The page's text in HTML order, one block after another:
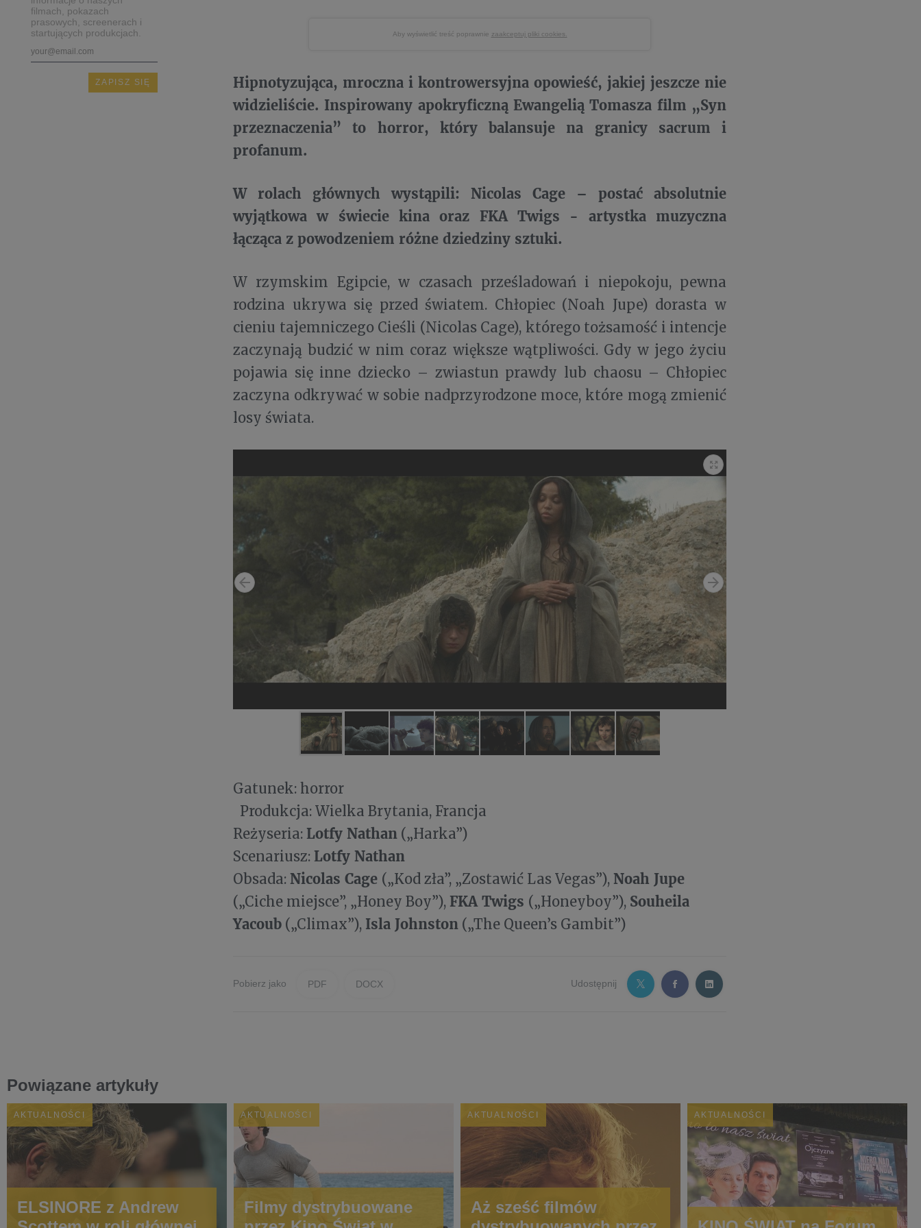
filmach, pokazach
prasowych, screenerach i
startujących produkcjach.
Aby wyświetlić treść poprawnie zaakceptuj pliki cookies.
Hipnotyzująca, mroczna i kontrowersyjna opowieść, jakiej jeszcze nie
widzieliście. Inspirowany apokryficzną Ewangelią Tomasza film „Syn
przeznaczenia” to horror, który balansuje na granicy sacrum i
profanum.
W rolach głównych wystąpili: Nicolas Cage – postać absolutnie
wyjątkowa w świecie kina oraz FKA Twigs - artystka muzyczna
łącząca z powodzeniem różne dziedziny sztuki.
W rzymskim Egipcie, w czasach prześladowań i niepokoju, pewna
rodzina ukrywa się przed światem. Chłopiec (Noah Jupe) dorasta w
cieniu tajemniczego Cieśli (Nicolas Cage), którego tożsamość i intencje
zaczynają budzić w nim coraz większe wątpliwości. Gdy w jego życiu
pojawia się inne dziecko – zwiastun prawdy lub chaosu – Chłopiec
zaczyna odkrywać w sobie nadprzyrodzone moce, które mogą zmienić
losy świata.
Gatunek: horror
Produkcja: Wielka Brytania, Francja
Reżyseria: Lotfy Nathan („Harka”)
Scenariusz: Lotfy Nathan
Obsada: Nicolas Cage („Kod zła”, „Zostawić Las Vegas”), Noah Jupe
(„Ciche miejsce”, „Honey Boy”), FKA Twigs („Honeyboy”), Souheila
Yacoub („Climax”), Isla Johnston („The Queen’s Gambit”)
Pobierz jako PDF DOCX Udostępnij
Powiązane artykuły
AKTUALNOŚCI
ELSINORE z Andrew
AKTUALNOŚCI
Filmy dystrybuowane
AKTUALNOŚCI
Aż sześć filmów
AKTUALNOŚCI